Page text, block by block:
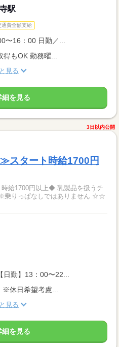
駅
通費全額支給
〜16：00 日勤／...
もOK 勤務曜...
見る
細を見る
3日以内公開
スタート時給1700円
以上◆ 乳製品を扱うチ
りっぱなしではありません ☆☆
日勤】13：00〜22...
※休日希望考慮...
見る
細を見る